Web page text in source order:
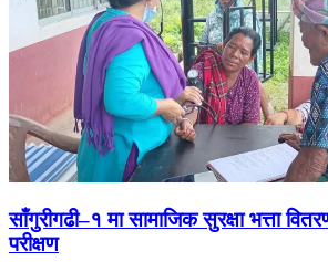
साँगुरीगढी–१ मा सामाजिक सुरक्षा भत्ता
परीक्षण